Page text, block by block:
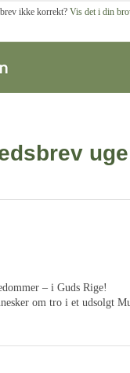
ikke korrekt? Vis det i din
– i Guds Rige!
om tro i et udsolgt